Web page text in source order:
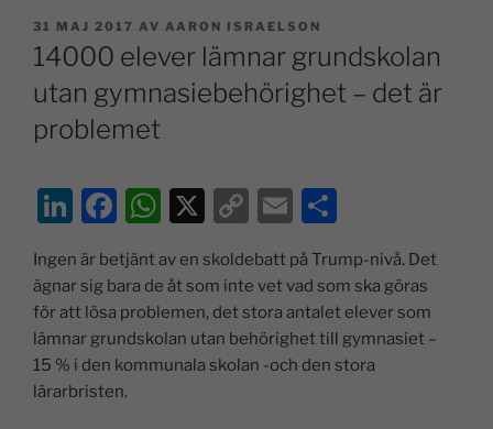
31 MAJ 2017 AV AARON ISRAELSON
14000 elever lämnar grundskolan
utan gymnasiebehörighet – det är
problemet
Li
k
e
dI
n
F
c
e
b
o
W
at
s
A
p
X
C
p
y
Li
n
E
m
ai
l
a
Ingen är betjänt av en skoldebatt på Trump-nivå. Det
ägnar sig bara de åt som inte vet vad som ska göras
för att lösa problemen, det stora antalet elever som
lämnar grundskolan utan behörighet till gymnasiet –
15 % i den kommunala skolan -och den stora
lärarbristen.